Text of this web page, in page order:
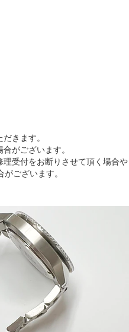
きます。
がございます。
受付をお断りさせて頂く場合や
ございます。